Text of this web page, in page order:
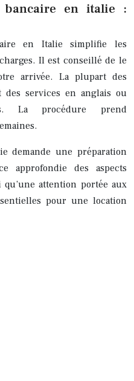
en italie :
en Italie simplifie les
Il est conseillé de le
arrivée. La plupart des
des services en anglais ou
La procédure prend
demande une préparation
approfondie des aspects
attention portée aux
pour une location